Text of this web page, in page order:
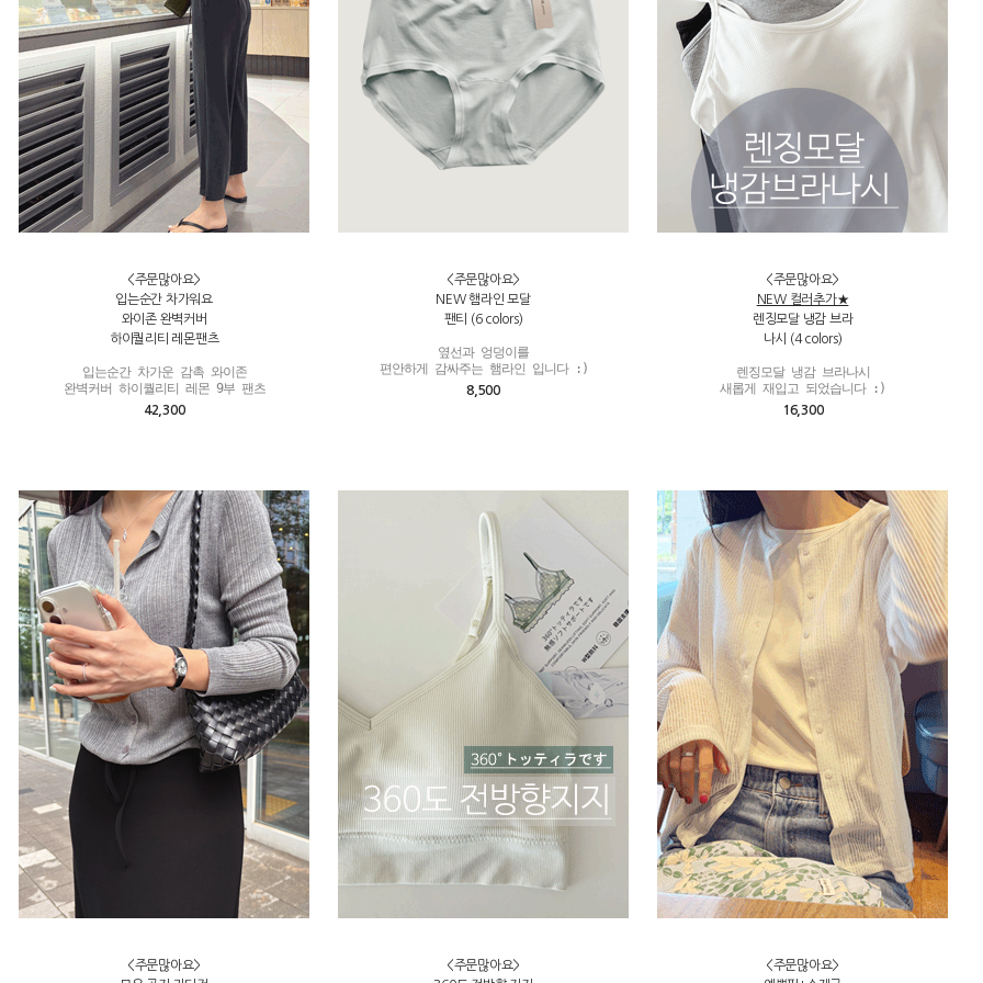
<주문많아요>
입는순간 차가워요
와이존 완벽커버
하이퀄리티 레몬팬츠
입는순간 차가운 감촉 와이존
완벽커버 하이퀄리티 레몬 9부 팬츠
42,300
<주문많아요>
NEW 햄라인 모달
팬티 (6 colors)
옆선과 엉덩이를
편안하게 감싸주는 햄라인 입니다 :)
8,500
<주문많아요>
NEW 컬러추가★
렌징모달 냉감 브라
나시 (4 colors)
렌징모달 냉감 브라나시
새롭게 재입고 되었습니다 :)
16,300
<주문많아요>
<주문많아요>
<주문많아요>